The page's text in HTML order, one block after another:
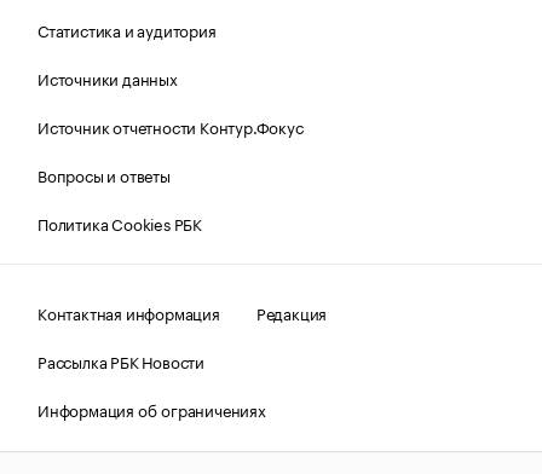
Статистика и аудитория
Источники данных
Источник отчетности Контур.Фокус
Вопросы и ответы
Политика Cookies РБК
Контактная информация
Редакция
Рассылка РБК Новости
Информация об ограничениях
Правовая информация
О соблюдении авторских прав